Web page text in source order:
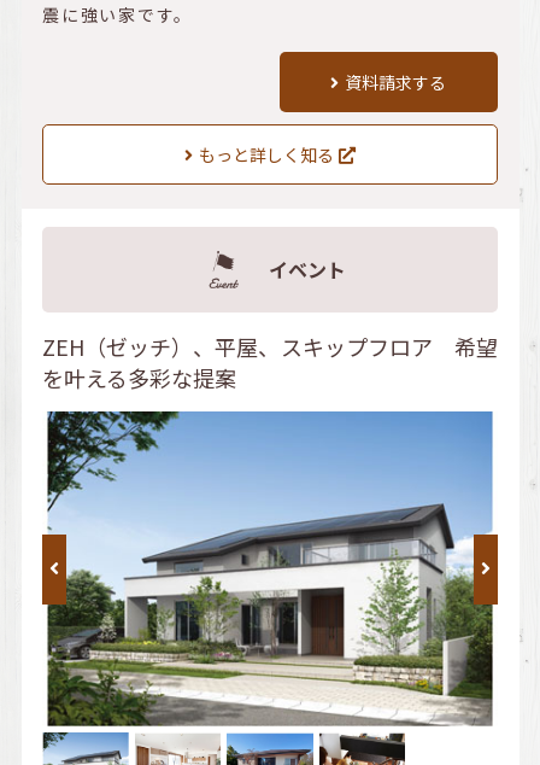
震に強い家です。
資料請求する
もっと詳しく知る
イベント
ZEH（ゼッチ）、平屋、スキップフロア 希望
を叶える多彩な提案